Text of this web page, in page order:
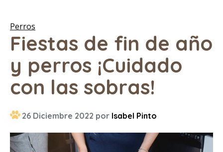
Perros
Fiestas de fin de año
y perros ¡Cuidado
con las sobras!
26 Diciembre 2022 por Isabel Pinto